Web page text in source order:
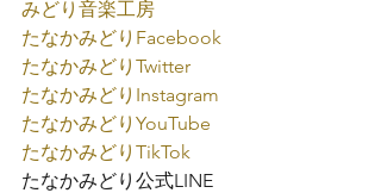
みどり音楽工房
たなかみどり Facebook
たなかみどり Twitter
たなかみどり Instagram
たなかみどり YouTube
たなかみどり TikTok
たなかみどり公式LINE